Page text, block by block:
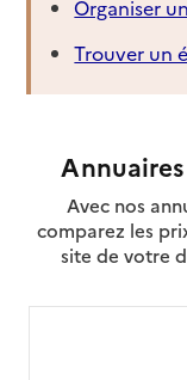
Organiser
Trouver un
Avec nos
comparez les
site de votre